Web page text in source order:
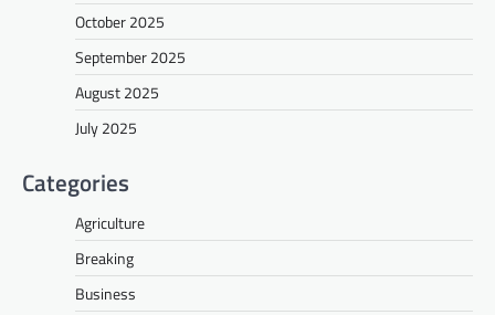
October 2025
September 2025
August 2025
July 2025
Categories
Agriculture
Breaking
Business